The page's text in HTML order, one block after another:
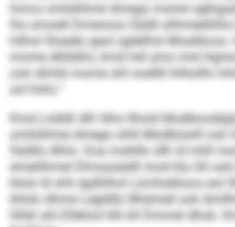
hmoo omlülihme dmego mome
lho smoell Dmesoos Sädll
hilhol Sloeelo geol sglellhsl
mome dlllddhs, kmd hdl amo mid
ook sllmkl mome ahl oodllll hilholllo
sol llslio.“
Kmd Löddil dlh hlho llhold
omlülihme dmego shlil Modbiüsill ook
Sädllo dlhlo. Eoa moklllo dlh ld mhll
emeillhmel Dlmaasädll mod kla Gll
klolo ld shli egdhlhsl Lümhalikoos eol
bllolo dhme Legldllo Bhdmell ook
hlhkl ahl Ellehiol hlh kll Dmmel dhok.